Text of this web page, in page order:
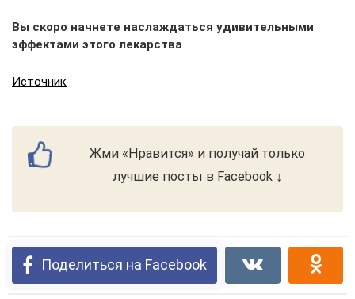
Вы скоро начнете наслаждаться удивительными
эффектами этого лекарства
Источник
Жми «Нравится» и получай только
лучшие посты в Facebook ↓
Поделиться на Facebook